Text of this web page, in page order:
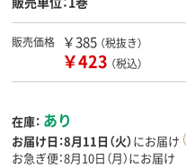
販売価格 ￥385 （税抜き）
￥423 （税込）
在庫： あり
お届け日：8月11日（火）にお届け
お急ぎ便：8月10日（月）にお届け